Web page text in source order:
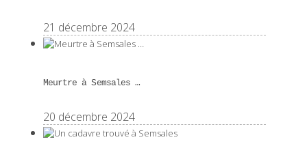
21 décembre 2024
Meurtre à Semsales …
20 décembre 2024